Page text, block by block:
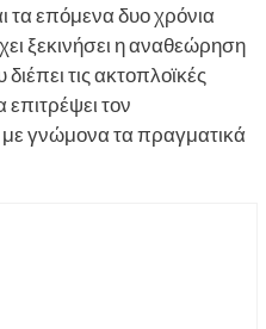
τα επόμενα δυο χρόνια
ξεκινήσει η αναθεώρηση
τις ακτοπλοϊκές
τον
γνώμονα τα πραγματικά